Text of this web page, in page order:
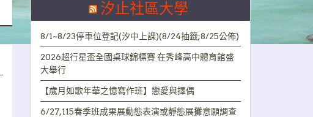
汐止社區大學
8/1~8/23停車位登記(汐中上課)(8/24抽籤;8/25公佈)
2026超行星盃全國桌球錦標賽 在秀峰高中體育館盛
大舉行
【歲月如歌年華之憶寫作班】戀愛與擇偶
6/27,115春季班成果展動態表演或靜態展攤意願調查